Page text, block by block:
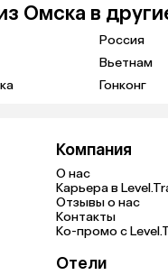
Омска в
Россия
Вьетнам
Гонконг
Компания
О нас
Карьера в
Отзывы о нас
Контакты
Ко-промо с
Отели